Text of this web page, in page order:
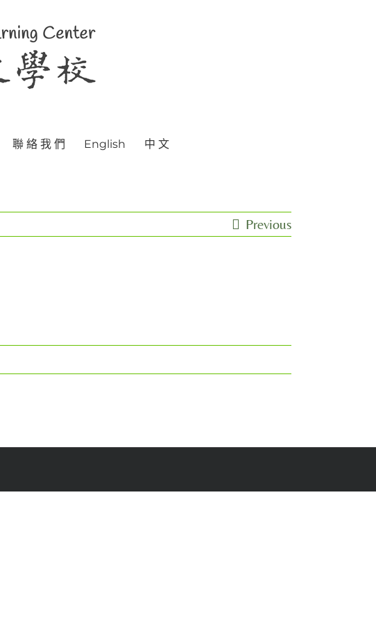
聯 絡 我 們 English 中 文
Previous